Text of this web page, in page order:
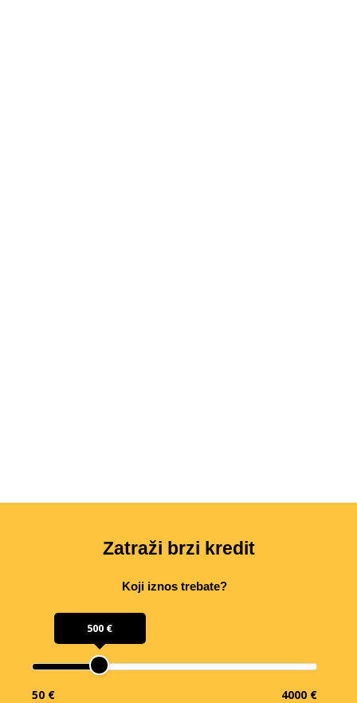
Zatraži brzi kredit
Koji iznos trebate?
500 €
50 € 4000 €